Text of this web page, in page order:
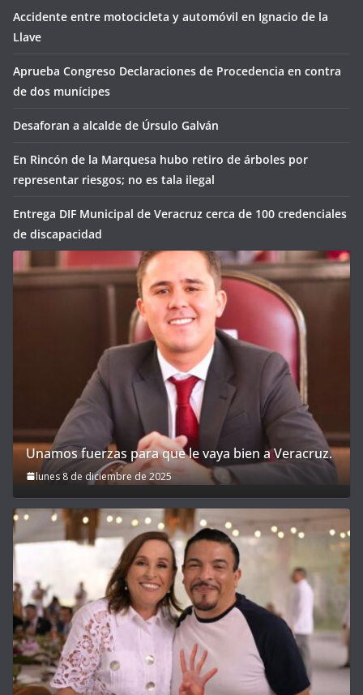
Accidente entre motocicleta y automóvil en Ignacio de la
Llave
Aprueba Congreso Declaraciones de Procedencia en contra
de dos munícipes
Desaforan a alcalde de Úrsulo Galván
En Rincón de la Marquesa hubo retiro de árboles por
representar riesgos; no es tala ilegal
Entrega DIF Municipal de Veracruz cerca de 100 credenciales
de discapacidad
Unamos fuerzas para que le vaya bien a Veracruz.
lunes 8 de diciembre de 2025